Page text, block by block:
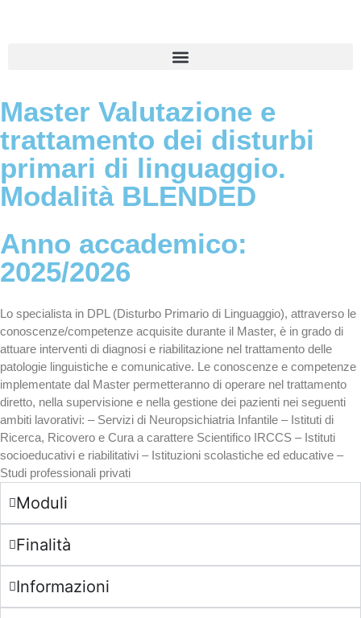
Master Valutazione e
trattamento dei disturbi
primari di linguaggio.
Modalità BLENDED
Anno accademico:
2025/2026
Lo specialista in DPL (Disturbo Primario di Linguaggio), attraverso le
conoscenze/competenze acquisite durante il Master, è in grado di
attuare interventi di diagnosi e riabilitazione nel trattamento delle
patologie linguistiche e comunicative. Le conoscenze e competenze
implementate dal Master permetteranno di operare nel trattamento
diretto, nella supervisione e nella gestione dei pazienti nei seguenti
ambiti lavorativi: – Servizi di Neuropsichiatria Infantile – Istituti di
Ricerca, Ricovero e Cura a carattere Scientifico IRCCS – Istituti
socioeducativi e riabilitativi – Istituzioni scolastiche ed educative –
Studi professionali privati
Moduli
Finalità
Informazioni